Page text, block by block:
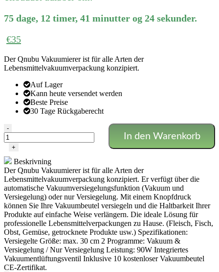
75 dage, 12 timer, 41 minutter og 24 sekunder.
€35
Der Qnubu Vakuumierer ist für alle Arten der
Lebensmittelvakuumverpackung konzipiert.
Auf Lager
Kann heute versendet werden
Beste Preise
30 Tage Rückgaberecht
Qnubu
Vakuumierer
Menge
-
+
In den Warenkorb
Beskrivning
Der Qnubu Vakuumierer ist für alle Arten der
Lebensmittelvakuumverpackung konzipiert. Er verfügt über die
automatische Vakuumversiegelungsfunktion (Vakuum und
Versiegelung) oder nur Versiegelung. Mit einem Knopfdruck
können Sie Ihre Vakuumbeutel versiegeln und die Haltbarkeit Ihrer
Produkte auf einfache Weise verlängern. Die ideale Lösung für
professionelle Lebensmittelverpackungen zu Hause. (Fleisch, Fisch,
Obst, Gemüse, getrocknete Produkte usw.) Spezifikationen:
Versiegelte Größe: max. 30 cm 2 Programme: Vakuum &
Versiegelung / Nur Versiegelung Leistung: 90W Integriertes
Vakuumentlüftungsventil Inklusive 10 kostenloser Vakuumbeutel
CE-Zertifikat.